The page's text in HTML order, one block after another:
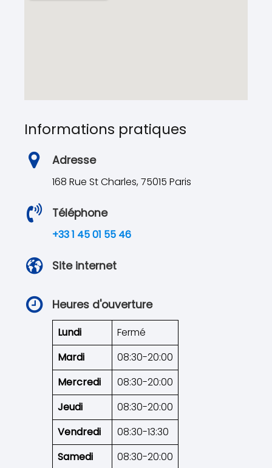
Informations pratiques
Adresse
168 Rue St Charles, 75015 Paris
Téléphone
+33 1 45 01 55 46
Site internet
Heures d'ouverture
Lundi
Fermé
Mardi
08:30-20:00
Mercredi
08:30-20:00
Jeudi
08:30-20:00
Vendredi
08:30-13:30
Samedi
08:30-20:00